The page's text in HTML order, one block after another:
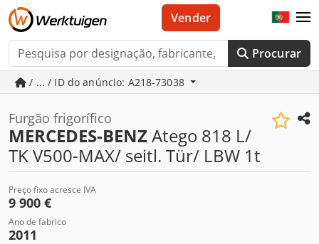
Procurar
Vender
/ ... / ID do anúncio: A218-73038
Furgão frigorífico
MERCEDES-BENZAtego 818 L/
TK V500-MAX/ seitl. Tür/ LBW 1t
Preço fixo acresce IVA
9 900 €
Ano de fabrico
2011